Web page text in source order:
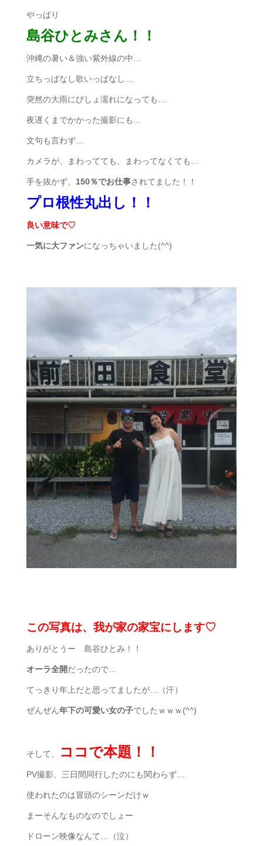
やっぱり
島谷ひとみさん！！
沖縄の暑い＆強い紫外線の中…
立ちっぱなし歌いっぱなし…
突然の大雨にびしょ濡れになっても…
夜遅くまでかかった撮影にも…
文句も言わず…
カメラが、まわってても、まわってなくても…
手を抜かず、 150％でお仕事されてました！！
プロ根性丸出し！！
良い意味で♡
一気に大ファンになっちゃいました(^^)
この写真は、我が家の家宝にします♡
ありがとうー 島谷ひとみ！！
オーラ全開だったので…
てっきり年上だと思ってましたが…（汗）
ぜんぜん年下の可愛い女の子でしたｗｗｗ(^^)
そして、 ココで本題！！
PV撮影、三日間同行したのにも関わらず…
使われたのは冒頭のシーンだけｗ
まーそんなものなのでしょー
ドローン映像なんて…（泣）